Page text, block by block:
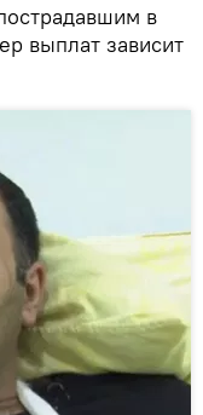
в
выплат зависит